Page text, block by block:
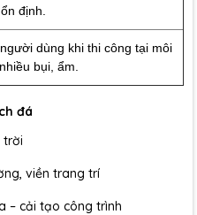
định.
dùng khi thi công tại môi
bụi, ẩm.
đá
trời
viền trang trí
– cải tạo công trình